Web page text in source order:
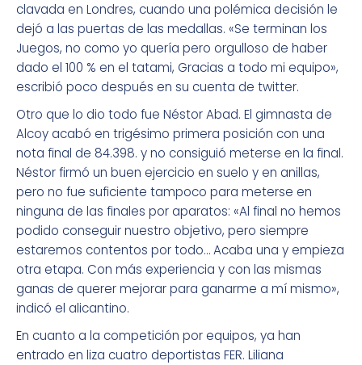
clavada en Londres, cuando una polémica decisión le
dejó a las puertas de las medallas. «Se terminan los
Juegos, no como yo quería pero orgulloso de haber
dado el 100 % en el tatami, Gracias a todo mi equipo»,
escribió poco después en su cuenta de twitter.
Otro que lo dio todo fue Néstor Abad. El gimnasta de
Alcoy acabó en trigésimo primera posición con una
nota final de 84.398. y no consiguió meterse en la final.
Néstor firmó un buen ejercicio en suelo y en anillas,
pero no fue suficiente tampoco para meterse en
ninguna de las finales por aparatos: «Al final no hemos
podido conseguir nuestro objetivo, pero siempre
estaremos contentos por todo… Acaba una y empieza
otra etapa. Con más experiencia y con las mismas
ganas de querer mejorar para ganarme a mí mismo»,
indicó el alicantino.
En cuanto a la competición por equipos, ya han
entrado en liza cuatro deportistas FER. Liliana